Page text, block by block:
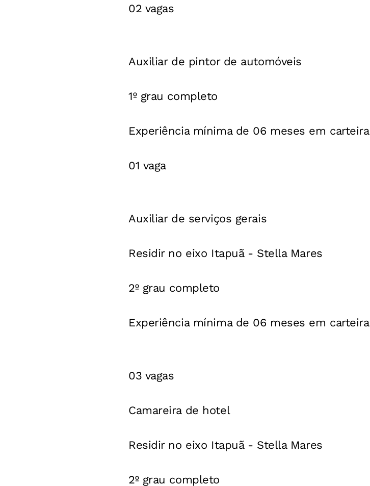
02 vagas
Auxiliar de pintor de automóveis
1º grau completo
Experiência mínima de 06 meses em carteira
01 vaga
Auxiliar de serviços gerais
Residir no eixo Itapuã - Stella Mares
2º grau completo
Experiência mínima de 06 meses em carteira
03 vagas
Camareira de hotel
Residir no eixo Itapuã - Stella Mares
2º grau completo